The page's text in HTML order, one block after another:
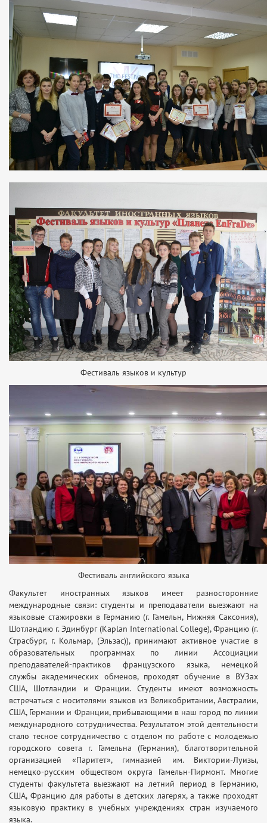
Фестиваль языков и культур
Фестиваль английского языка
Факультет иностранных языков имеет разносторонние
международные связи: студенты и преподаватели выезжают на
языковые стажировки в Германию (г. Гамельн, Нижняя Саксония),
Шотландию г. Эдинбург (Kaplan International College), Францию (г.
Страсбург, г. Кольмар, (Эльзас)), принимают активное участие в
образовательных программах по линии Ассоциации
преподавателей-практиков французского языка, немецкой
службы академических обменов, проходят обучение в ВУЗах
США, Шотландии и Франции. Студенты имеют возможность
встречаться с носителями языков из Великобритании, Австралии,
США, Германии и Франции, прибывающими в наш город по линии
международного сотрудничества. Результатом этой деятельности
стало тесное сотрудничество с отделом по работе с молодежью
городского совета г. Гамельна (Германия), благотворительной
организацией «Паритет», гимназией им. Виктории-Луизы,
немецко-русским обществом округа Гамельн-Пирмонт. Многие
студенты факультета выезжают на летний период в Германию,
США, Францию для работы в детских лагерях, а также проходят
языковую практику в учебных учреждениях стран изучаемого
языка.